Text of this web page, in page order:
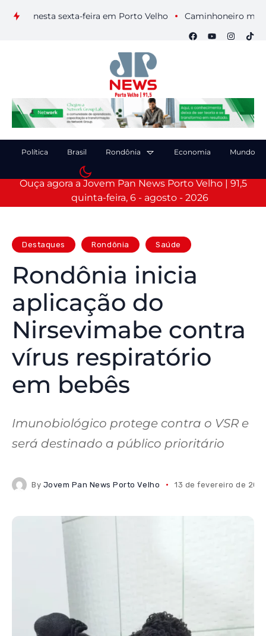
nesta sexta-feira em Porto Velho Caminhoneiro morre
Política Brasil Rondônia Economia Mundo
Ouça agora a Jovem Pan News Porto Velho | 91,5
quinta-feira, 6 - agosto - 2026
Destaques Rondônia Saúde
Rondônia inicia
aplicação do
Nirsevimabe contra
vírus respiratório
em bebês
Imunobiológico protege contra o VSR e
será destinado a público prioritário
By Jovem Pan News Porto Velho 13 de fevereiro de